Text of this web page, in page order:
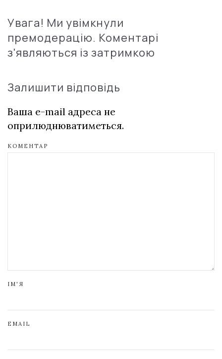
Увага! Ми увімкнули
премодерацію. Коментарі
з'являються із затримкою
Залишити відповідь
Ваша e-mail адреса не
оприлюднюватиметься.
КОМЕНТАР
ІМ'Я
EMAIL